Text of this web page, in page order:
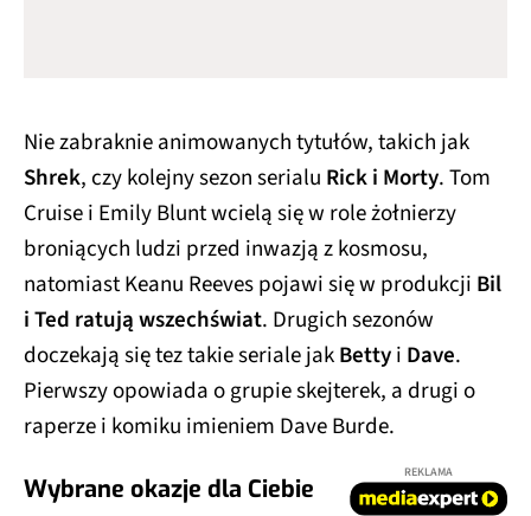
Nie zabraknie animowanych tytułów, takich jak
Shrek, czy kolejny sezon serialu Rick i Morty. Tom
Cruise i Emily Blunt wcielą się w role żołnierzy
broniących ludzi przed inwazją z kosmosu,
natomiast Keanu Reeves pojawi się w produkcji Bil
i Ted ratują wszechświat. Drugich sezonów
doczekają się tez takie seriale jakBettyi Dave.
Pierwszy opowiada o grupie skejterek, a drugi o
raperze i komiku imieniem Dave Burde.
Wybrane okazje dla Ciebie
REKLAMA